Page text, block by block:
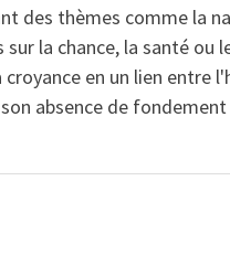
des thèmes comme la
la chance, la santé ou
en un lien entre
absence de